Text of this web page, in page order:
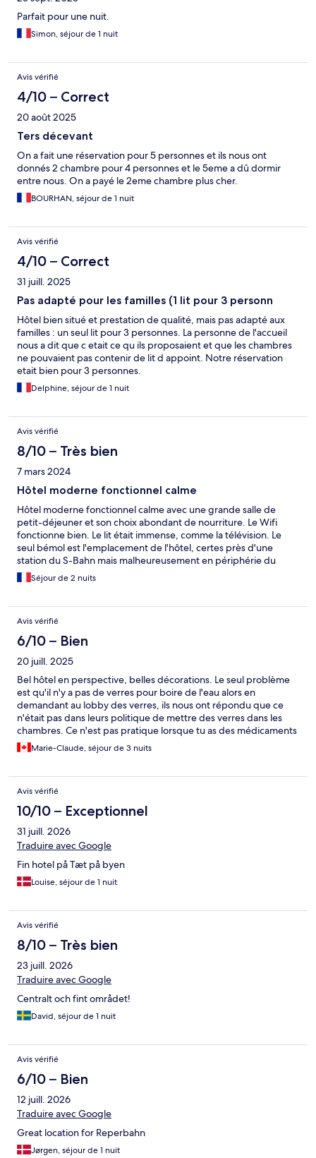
Parfait pour une nuit.
Simon, séjour de 1 nuit
Avis vérifié
4/10 – Correct
20 août 2025
Ters décevant
On a fait une réservation pour 5 personnes et ils nous ont
donnés 2 chambre pour 4 personnes et le 5eme a dû dormir
entre nous. On a payé le 2eme chambre plus cher.
BOURHAN, séjour de 1 nuit
Avis vérifié
4/10 – Correct
31 juill. 2025
Pas adapté pour les familles (1 lit pour 3 personn
Hôtel bien situé et prestation de qualité, mais pas adapté aux
familles : un seul lit pour 3 personnes. La personne de l'accueil
nous a dit que c etait ce qu ils proposaient et que les chambres
ne pouvaient pas contenir de lit d appoint. Notre réservation
etait bien pour 3 personnes.
Delphine, séjour de 1 nuit
Avis vérifié
8/10 – Très bien
7 mars 2024
Hôtel moderne fonctionnel calme
Hôtel moderne fonctionnel calme avec une grande salle de
petit-déjeuner et son choix abondant de nourriture. Le Wifi
fonctionne bien. Le lit était immense, comme la télévision. Le
seul bémol est l'emplacement de l'hôtel, certes près d'une
station du S-Bahn mais malheureusement en périphérie du
quartier "chaud" de la ville (zone à éviter en soirée).
Séjour de 2 nuits
Avis vérifié
6/10 – Bien
20 juill. 2025
Bel hôtel en perspective, belles décorations. Le seul problème
est qu'il n'y a pas de verres pour boire de l'eau alors en
demandant au lobby des verres, ils nous ont répondu que ce
n'était pas dans leurs politique de mettre des verres dans les
chambres. Ce n'est pas pratique lorsque tu as des médicaments
à prendre. Ils nous ont donné des verres en cartons.
Marie-Claude, séjour de 3 nuits
Avis vérifié
10/10 – Exceptionnel
31 juill. 2026
Traduire avec Google
Fin hotel på Tæt på byen
Louise, séjour de 1 nuit
Avis vérifié
8/10 – Très bien
23 juill. 2026
Traduire avec Google
Centralt och fint området!
David, séjour de 1 nuit
Avis vérifié
6/10 – Bien
12 juill. 2026
Traduire avec Google
Great location for Reperbahn
Jørgen, séjour de 1 nuit